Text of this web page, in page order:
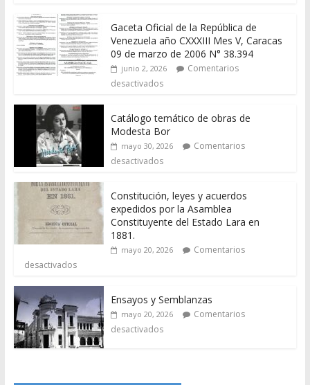
Gaceta Oficial de la República de
Venezuela año CXXXIII Mes V, Caracas
09 de marzo de 2006 N° 38.394
junio 2, 2026
Comentarios
desactivados
Catálogo temático de obras de
Modesta Bor
mayo 30, 2026
Comentarios
desactivados
Constitución, leyes y acuerdos
expedidos por la Asamblea
Constituyente del Estado Lara en
1881.
mayo 20, 2026
Comentarios
desactivados
Ensayos y Semblanzas
mayo 20, 2026
Comentarios
desactivados